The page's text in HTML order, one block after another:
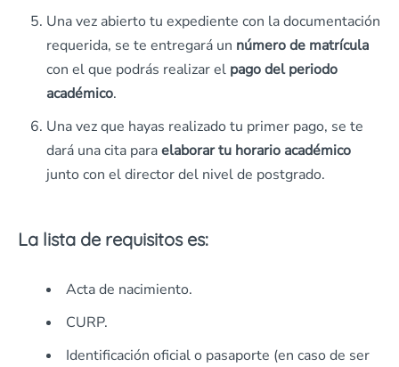
Una vez abierto tu expediente con la documentación
requerida, se te entregará un número de matrícula
con el que podrás realizar el pago del periodo
académico.
Una vez que hayas realizado tu primer pago, se te
dará una cita paraelaborar tu horario académico
junto con el director del nivel de postgrado.
La lista de requisitos es:
Acta de nacimiento.
CURP.
Identificación oficial o pasaporte (en caso de ser